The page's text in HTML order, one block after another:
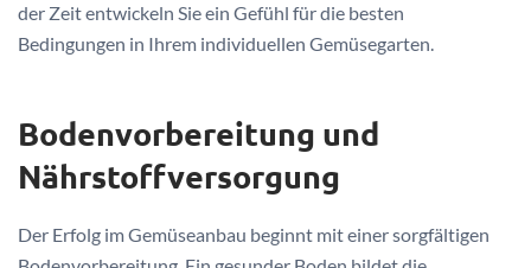
der Zeit entwickeln Sie ein Gefühl für die besten
Bedingungen in Ihrem individuellen Gemüsegarten.
Bodenvorbereitung und
Nährstoffversorgung
Der Erfolg im Gemüseanbau beginnt mit einer sorgfältigen